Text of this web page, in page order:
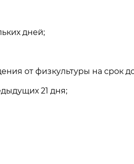
дней;
от физкультуры на срок
21 дня;